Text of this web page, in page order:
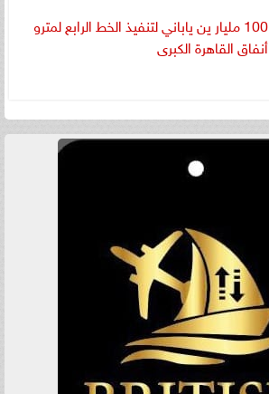
100 مليار ين ياباني لتنفيذ الخط الرابع لمترو
أنفاق القاهرة الكبرى